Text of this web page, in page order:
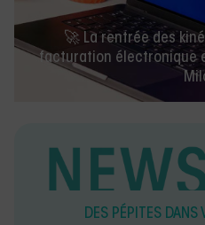
🚀 La rentrée des
facturation électronique
DES PÉPITES DANS